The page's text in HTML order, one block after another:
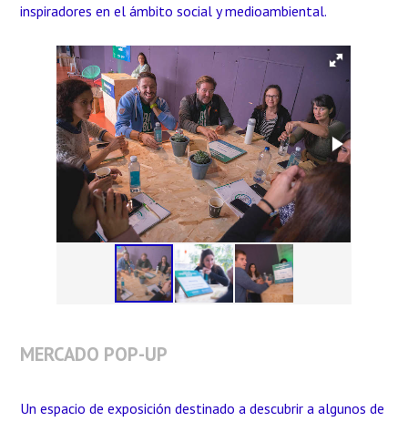
inspiradores en el ámbito social y medioambiental.
MERCADO POP-UP
Un espacio de exposición destinado a descubrir a algunos de